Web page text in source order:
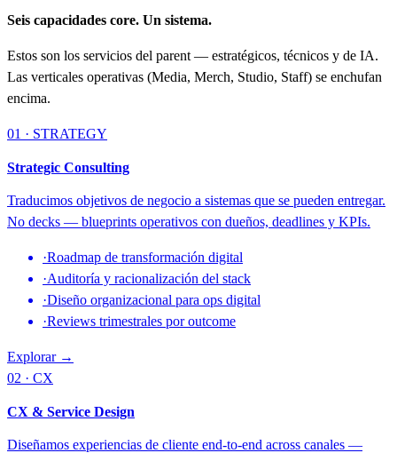
Seis capacidades core. Un sistema.
Estos son los servicios del parent — estratégicos, técnicos y de IA.
Las verticales operativas (Media, Merch, Studio, Staff) se enchufan
encima.
01 · STRATEGY
Strategic Consulting
Traducimos objetivos de negocio a sistemas que se pueden entregar.
No decks — blueprints operativos con dueños, deadlines y KPIs.
·Roadmap de transformación digital
·Auditoría y racionalización del stack
·Diseño organizacional para ops digital
·Reviews trimestrales por outcome
Explorar →
02 · CX
CX & Service Design
Diseñamos experiencias de cliente end-to-end across canales —